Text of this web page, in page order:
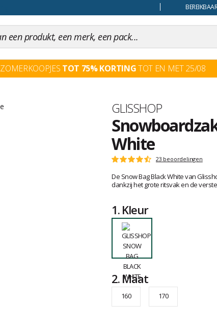
ZOMERKOOPJES TOT 75% KORTINGTOT EN MET 25/08
Merk
GLISSHOP
White
Het
van
klanten
Score
:
4.6
op
23 beoordelingen
De Snow Bag Black White van
dankzij het grote ritsvak en de
1.Kleur
2.Maat
160 170